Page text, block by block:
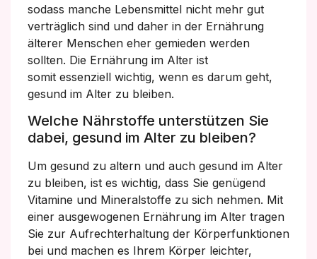
sodass manche Lebensmittel nicht mehr gut
verträglich sind und daher in der Ernährung
älterer Menschen eher gemieden werden
sollten. Die Ernährung im Alter ist
somit essenziell wichtig, wenn es darum geht,
gesund im Alter zu bleiben.
Welche Nährstoffe unterstützen Sie
dabei, gesund im Alter zu bleiben?
Um gesund zu altern und auch gesund im Alter
zu bleiben, ist es wichtig, dass Sie genügend
Vitamine und Mineralstoffe zu sich nehmen. Mit
einer ausgewogenen Ernährung im Alter tragen
Sie zur Aufrechterhaltung der Körperfunktionen
bei und machen es Ihrem Körper leichter,